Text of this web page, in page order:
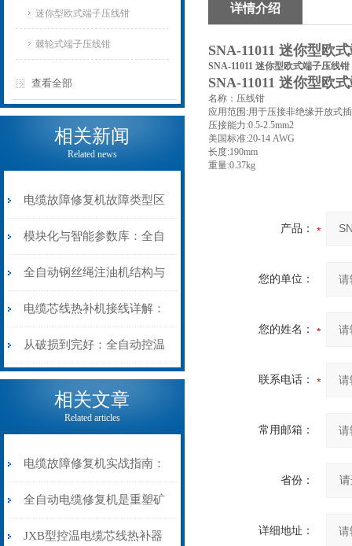
迷你型欧式端子压线钳
棘轮式端子压线钳
查看全部
相关新闻
Related news
电缆故障修复机故障类型区
分指南：从“绝缘电
阻”到“波形特征”的精准诊
断逻辑
模块化与智能参数库：全自
动电缆修复机的快速换型逻
辑
全自动钢丝绳注油机结构与
工作原理：揭秘高效润滑的
机械密码
电缆芯线热补机接线详解：
从入门到精通
从破损到完好：全自动控温
电缆热补机的核心价值
相关文章
Related articles
电缆故障修复机实战指南：
从“盲测”到“精确定点”的三
步作业法
全自动电缆修复机是重塑矿
山电力动脉的“智能外科医
JXB型控温电缆芯线热补器
详情介绍
SNA-11011 迷你型欧
SNA-11011 迷你型欧式端子压线钳
SNA-11011 迷你型欧
名称：压线钳
应用范围:用于压接非绝缘开放式
压接能力:0.5-2.5mm2
美国标准:20-14 AWG
长度:190mm
重量:0.37kg
产品：
您的单位：
您的姓名：
联系电话：
常用邮箱：
省份：
详细地址：